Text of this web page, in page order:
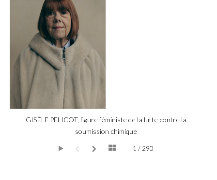
GISÈLE PELICOT, figure féministe de la lutte contre la
soumission chimique
1 / 290